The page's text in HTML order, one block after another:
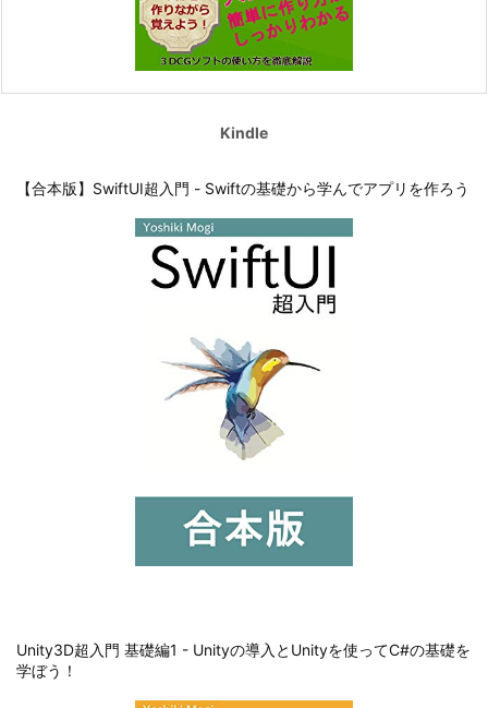
Kindle
【合本版】SwiftUI超入門 - Swiftの基礎から学んでアプリを作ろう
Unity3D超入門 基礎編1 - Unityの導入とUnityを使ってC#の基礎を
学ぼう！